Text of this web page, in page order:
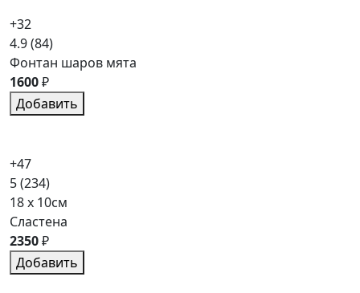
+32
4.9(84)
Фонтан шаров мята
1600₽
Добавить
+47
5(234)
18 x 10см
Сластена
2350₽
Добавить